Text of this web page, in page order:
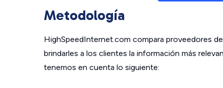
Metodología
HighSpeedInternet.com compara proveedores
brindarles a los clientes la información más
tenemos en cuenta lo siguiente: